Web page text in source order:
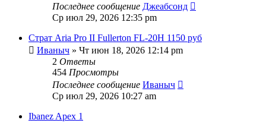
Последнее сообщение Джеабсонд
Ср июл 29, 2026 12:35 pm
Страт Aria Pro II Fullerton FL-20H 1150 руб
Иваныч » Чт июн 18, 2026 12:14 pm
2 Ответы
454 Просмотры
Последнее сообщение Иваныч
Ср июл 29, 2026 10:27 am
Ibanez Apex 1